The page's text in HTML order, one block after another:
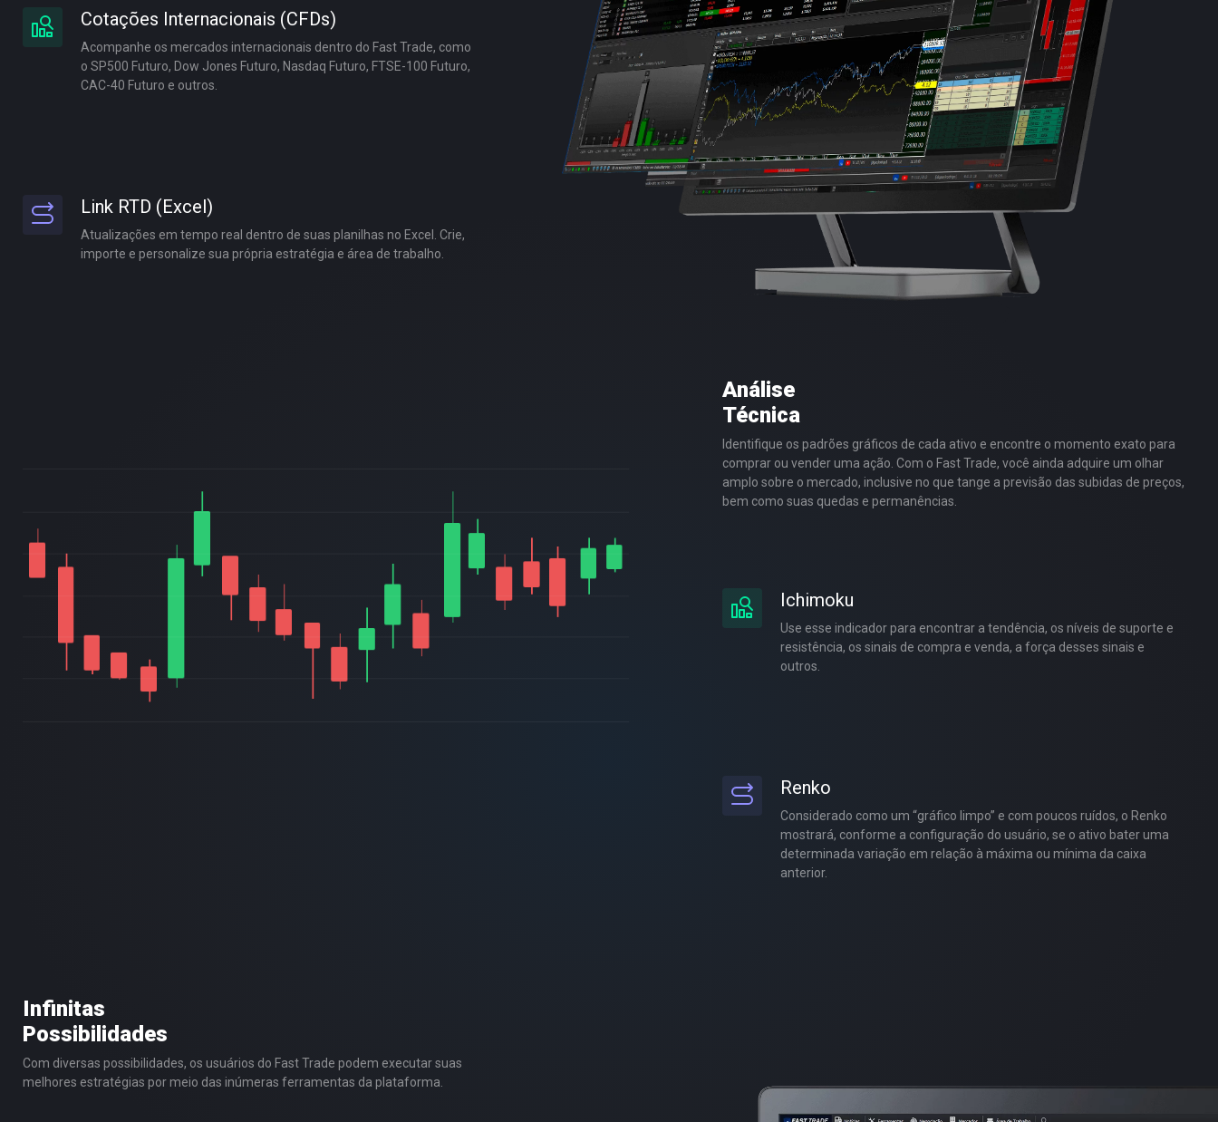
Cotações Internacionais (CFDs)
Acompanhe os mercados internacionais dentro do Fast Trade, como
o SP500 Futuro, Dow Jones Futuro, Nasdaq Futuro, FTSE-100 Futuro,
CAC-40 Futuro e outros.
Link RTD (Excel)
Atualizações em tempo real dentro de suas planilhas no Excel. Crie,
importe e personalize sua própria estratégia e área de trabalho.
Análise
Técnica
Identifique os padrões gráficos de cada ativo e encontre o momento exato para
comprar ou vender uma ação. Com o Fast Trade, você ainda adquire um olhar
amplo sobre o mercado, inclusive no que tange a previsão das subidas de preços,
bem como suas quedas e permanências.
Ichimoku
Use esse indicador para encontrar a tendência, os níveis de suporte e
resistência, os sinais de compra e venda, a força desses sinais e
outros.
Renko
Considerado como um “gráfico limpo” e com poucos ruídos, o Renko
mostrará, conforme a configuração do usuário, se o ativo bater uma
determinada variação em relação à máxima ou mínima da caixa
anterior.
Infinitas
Possibilidades
Com diversas possibilidades, os usuários do Fast Trade podem executar suas
melhores estratégias por meio das inúmeras ferramentas da plataforma.